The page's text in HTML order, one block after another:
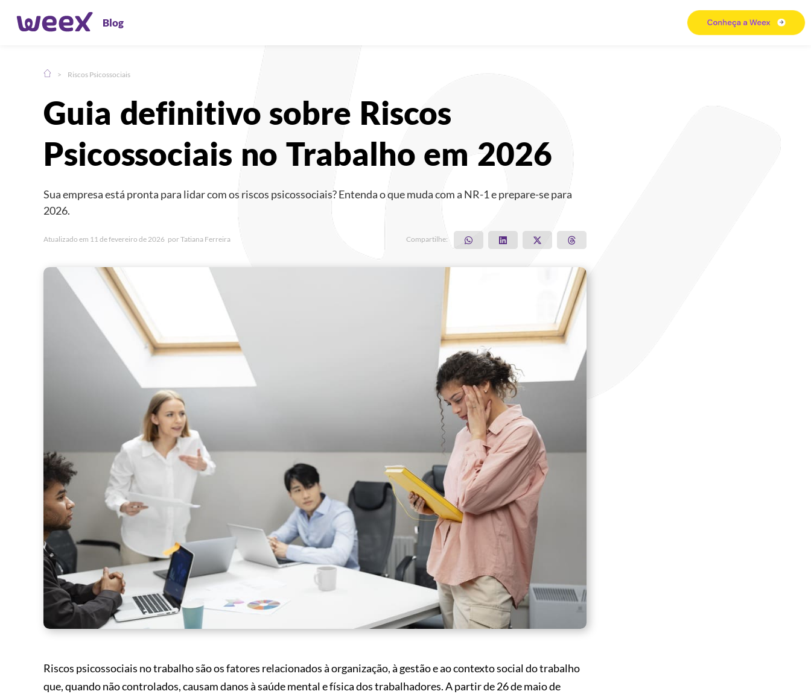
Blog
Compartilhe:
> Riscos Psicossociais
Guia definitivo sobre Riscos
Psicossociais no Trabalho em 2026
Sua empresa está pronta para lidar com os riscos psicossociais? Entenda o que muda com a NR-1 e prepare-se para
2026.
Atualizado em 11 de fevereiro de 2026 porTatiana Ferreira Compartilhe:
Riscos psicossociais no trabalho são os fatores relacionados à organização, à gestão e ao contexto social do trabalho
que, quando não controlados, causam danos à saúde mental e física dos trabalhadores. A partir de 26 de maio de